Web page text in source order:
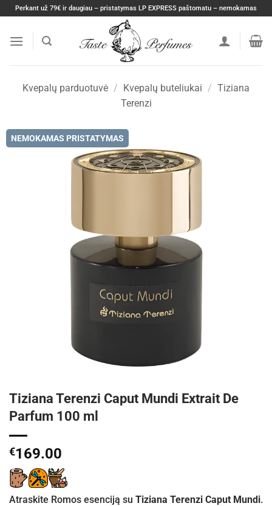
Skip
content
Perkant už 79€ ir daugiau – pristatymas LP EXPRESS paštomatu – nemokamas
Kvepalų parduotuvė / Kvepalų buteliukai / Tiziana
Terenzi
NEMOKAMAS PRISTATYMAS
Tiziana Terenzi Caput Mundi Extrait De
Parfum 100 ml
€169.00
Atraskite Romos esenciją su Tiziana Terenzi Caput Mundi.